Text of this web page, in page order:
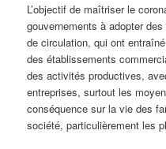
L’objectif de maîtriser le
gouvernements à adopter
de circulation, qui ont
des établissements
des activités productives,
entreprises, surtout les
conséquence sur la vie des
société, particulièrement les